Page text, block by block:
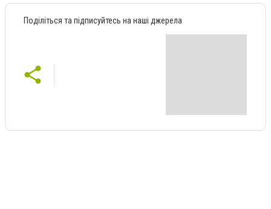
Поділіться та підписуйтесь на наші джерела